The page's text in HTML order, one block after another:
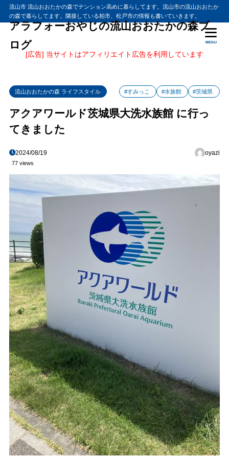
流山市 流山おおたかの森でテンション高めに暮らしてます。流山市の流山おおたか
の森で暮らしてます。隣接している柏市、松戸市の情報も書いていきます。
アラフォーおやじの流山おおたかの森ブ
ログ
MENU
[広告] 当サイトはアフィリエイト広告を利用しています
流山おおたかの森 ライフスタイル #すみっこ #水族館 #茨城県
アクアワールド茨城県大洗水族館 に行っ
てきました
2024/08/19 oyazi
77 views